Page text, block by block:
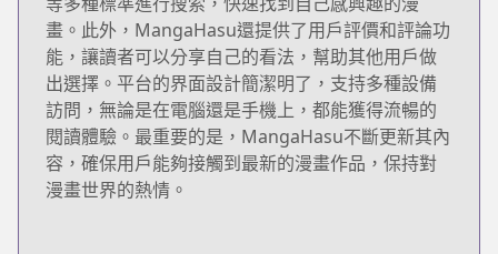
畫。此外，MangaHasu還提供了用戶評價和評論功
能，讓讀者可以分享自己的看法，幫助其他用戶做
出選擇。平台的界面設計簡潔明了，支持多種設備
訪問，無論是在電腦還是手機上，都能獲得流暢的
閱讀體驗。最重要的是，MangaHasu不斷更新其內
容，確保用戶能夠接觸到最新的漫畫作品，保持對
漫畫世界的熱情。